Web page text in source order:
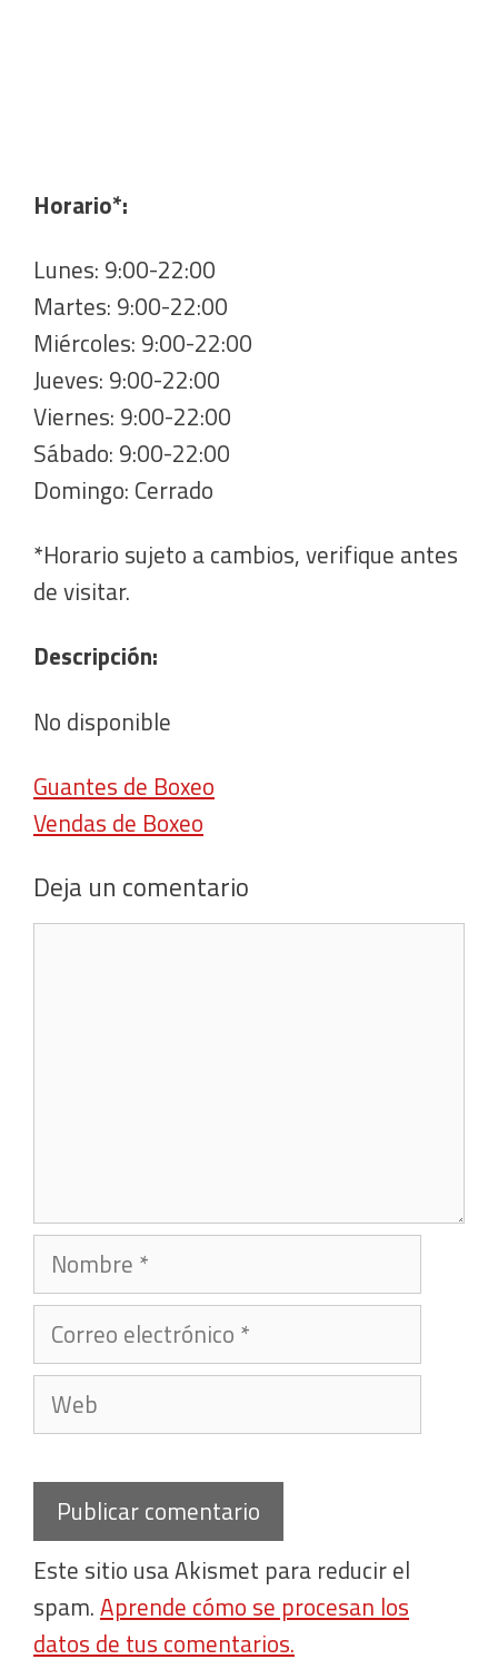
Horario*:
Lunes: 9:00-22:00
Martes: 9:00-22:00
Miércoles: 9:00-22:00
Jueves: 9:00-22:00
Viernes: 9:00-22:00
Sábado: 9:00-22:00
Domingo: Cerrado
*Horario sujeto a cambios, verifique antes
de visitar.
Descripción:
No disponible
Guantes de Boxeo
Vendas de Boxeo
Deja un comentario
Nombre
Correo
electrónico
Web
Este sitio usa Akismet para reducir el
spam.Aprende cómo se procesan los
datos de tus comentarios.